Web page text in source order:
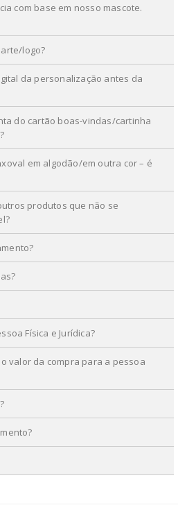
com base em nosso mascote.
logo?
da personalização antes da
do cartão boas-vindas/cartinha
em algodão/em outra cor – é
produtos que não se
Física e Jurídica?
valor da compra para a pessoa